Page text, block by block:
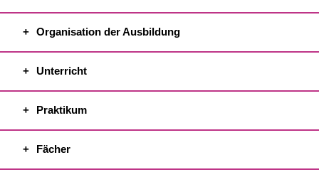
Organisation der Ausbildung
Unterricht
Praktikum
Fächer